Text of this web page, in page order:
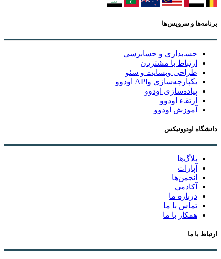
برنامه‌ها و سرویس‌ها
حسابداری و حسابرسی
ارتباط با مشتریان
طراحی وبسایت و سئو
یکپارچه‌سازی وAPI اودوو
پیاده‌سازی اودوو
ارتقاء اودوو
آموزش اودوو
دانشگاه اودوونیکس
بلاگ‌ها
آپارات
انجمن‌ها
آکادمی
درباره ما
تماس با ما
همکار با ما
ارتباط با ما